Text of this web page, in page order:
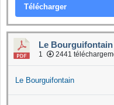
Télécharger
Le Bourguifontain
1 2441
Le Bourguifontain